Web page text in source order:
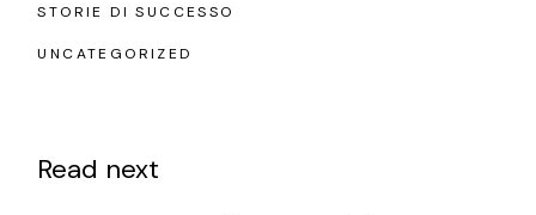
STORIE DI SUCCESSO
UNCATEGORIZED
Read next